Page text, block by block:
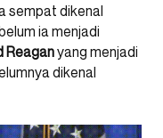
sempat dikenal
ia menjadi
Reaganyang menjadi
dikenal